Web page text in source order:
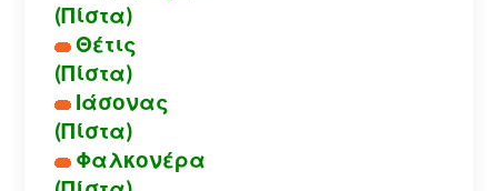
(Πίστα)
Θέτις
(Πίστα)
Ιάσονας
(Πίστα)
Φαλκονέρα